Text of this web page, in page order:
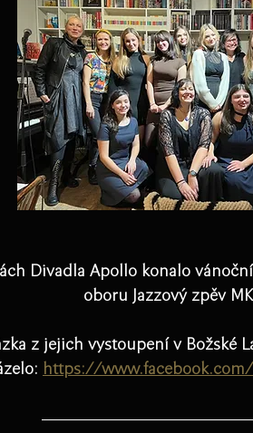
Divadla Apollo konalo
oboru Jazzový zpěv
z jejich vystoupení v Božské
https://www.facebook.com/